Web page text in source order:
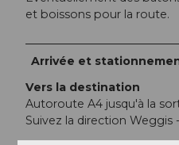
et boissons pour la route.
Arrivée et
Vers la destination
Autoroute A4 jusqu'à la
Suivez la direction Weggis